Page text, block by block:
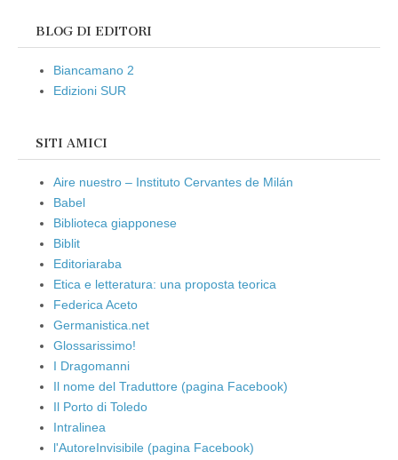
BLOG DI EDITORI
Biancamano 2
Edizioni SUR
SITI AMICI
Aire nuestro – Instituto Cervantes de Milán
Babel
Biblioteca giapponese
Biblit
Editoriaraba
Etica e letteratura: una proposta teorica
Federica Aceto
Germanistica.net
Glossarissimo!
I Dragomanni
Il nome del Traduttore (pagina Facebook)
Il Porto di Toledo
Intralinea
l'AutoreInvisibile (pagina Facebook)